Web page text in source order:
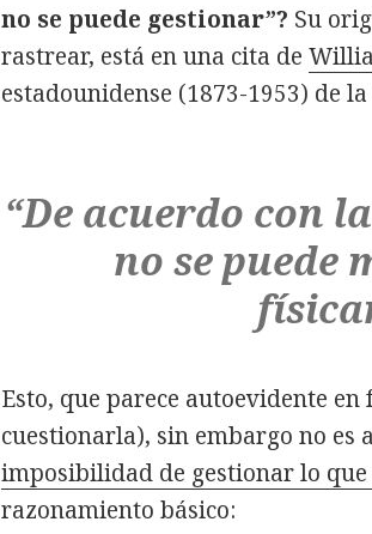
no se puede gestionar”? Su
rastrear, está en una cita de
estadounidense (1873-1953) de la
“De acuerdo con
no se puede
Esto, que parece autoevidente
cuestionarla), sin embargo no es
imposibilidad de gestionar lo
razonamiento básico: